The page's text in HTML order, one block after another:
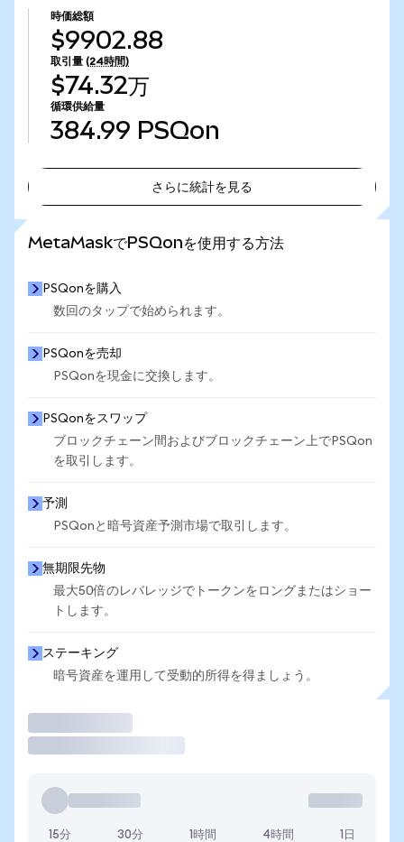
時価総額
$9902.88
取引量 (24時間)
$74.32万
循環供給量
384.99 PSQon
さらに統計を見る
MetaMaskでPSQonを使用する方法
PSQonを購入
数回のタップで始められます。
PSQonを売却
PSQonを現金に交換します。
PSQonをスワップ
ブロックチェーン間およびブロックチェーン上でPSQon
を取引します。
予測
PSQonと暗号資産予測市場で取引します。
無期限先物
最大50倍のレバレッジでトークンをロングまたはショー
トします。
ステーキング
暗号資産を運用して受動的所得を得ましょう。
15分 30分 1時間 4時間 1日